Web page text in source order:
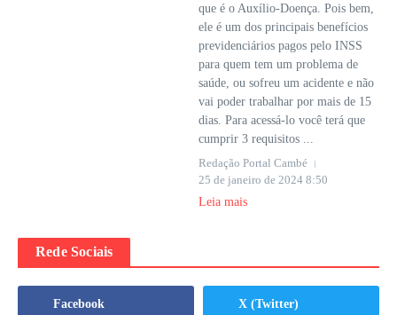
que é o Auxílio-Doença. Pois bem,
ele é um dos principais benefícios
previdenciários pagos pelo INSS
para quem tem um problema de
saúde, ou sofreu um acidente e não
vai poder trabalhar por mais de 15
dias. Para acessá-lo você terá que
cumprir 3 requisitos ...
Redação Portal Cambé
25 de janeiro de 2024 8:50
Leia mais
Rede Sociais
Facebook
X (Twitter)